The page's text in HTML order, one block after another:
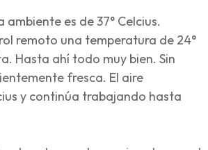
es de 37° Celcius.
remoto una temperatura de 24°
Hasta ahí todo muy bien. Sin
fresca. El aire
y continúa trabajando hasta